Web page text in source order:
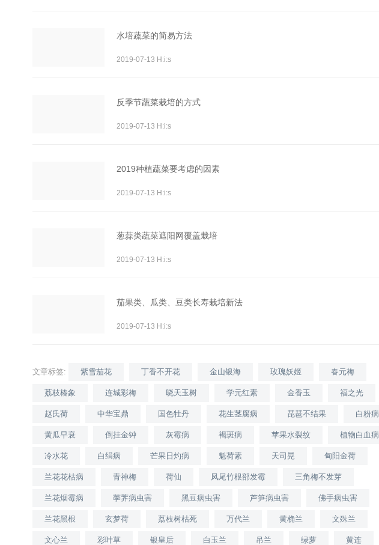
水培蔬菜的简易方法
2019-07-13 H:i:s
反季节蔬菜栽培的方式
2019-07-13 H:i:s
2019种植蔬菜要考虑的因素
2019-07-13 H:i:s
葱蒜类蔬菜遮阳网覆盖栽培
2019-07-13 H:i:s
茄果类、瓜类、豆类长寿栽培新法
2019-07-13 H:i:s
文章标签: 紫雪茄花 丁香不开花 金山银海 玫瑰妖姬 春元梅
荔枝椿象 连城彩梅 晓天玉树 学元红素 金香玉 福之光
赵氏荷 中华宝鼎 国色牡丹 花生茎腐病 琵琶不结果 白粉病
黄瓜早衰 倒挂金钟 灰霉病 褐斑病 苹果水裂纹 植物白血病
冷水花 白绢病 芒果日灼病 魁荷素 天司晃 甸阳金荷
兰花花枯病 青神梅 荷仙 凤尾竹根部发霉 三角梅不发芽
兰花烟霉病 荸荠病虫害 黑豆病虫害 芦笋病虫害 佛手病虫害
兰花黑根 玄梦荷 荔枝树枯死 万代兰 黄桷兰 文殊兰
文心兰 彩叶草 银皇后 白玉兰 吊兰 绿萝 黄连